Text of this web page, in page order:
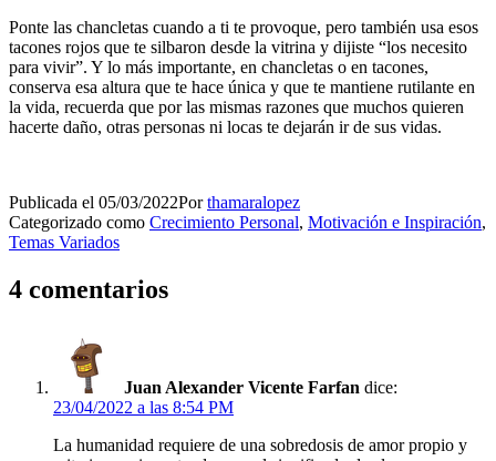
Ponte las chancletas cuando a ti te provoque, pero también usa esos
tacones rojos que te silbaron desde la vitrina y dijiste “los necesito
para vivir”. Y lo más importante, en chancletas o en tacones,
conserva esa altura que te hace única y que te mantiene rutilante en
la vida, recuerda que por las mismas razones que muchos quieren
hacerte daño, otras personas ni locas te dejarán ir de sus vidas.
Publicada el 05/03/2022Porthamaralopez
Categorizado como Crecimiento Personal, Motivación e Inspiración,
Temas Variados
4 comentarios
Juan Alexander Vicente Farfan dice:
23/04/2022 a las 8:54 PM
La humanidad requiere de una sobredosis de amor propio y